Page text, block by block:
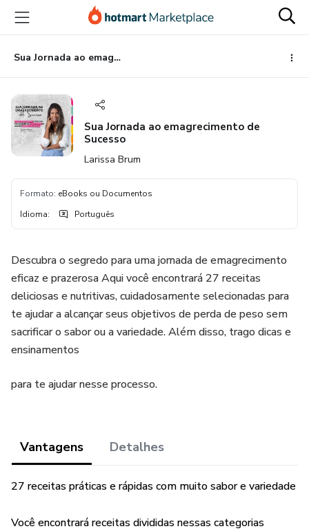
para
conteúdo
principal
para
pagamento
para
rodapé
Sua Jornada ao emagrecimento de Sucesso
Sua Jornada ao emagrecimento de
Sucesso
Larissa Brum
Formato: eBooks ou Documentos
Idioma: Português
Descubra o segredo para uma jornada de emagrecimento
eficaz e prazerosa Aqui você encontrará 27 receitas
deliciosas e nutritivas, cuidadosamente selecionadas para
te ajudar a alcançar seus objetivos de perda de peso sem
sacrificar o sabor ou a variedade. Além disso, trago dicas e
ensinamentos
para te ajudar nesse processo.
Vantagens Detalhes
27 receitas práticas e rápidas com muito sabor e variedade
Você encontrará receitas divididas nessas categorias